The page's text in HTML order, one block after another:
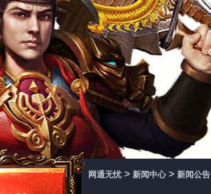
网通无忧> 新闻中心 > 新闻公告